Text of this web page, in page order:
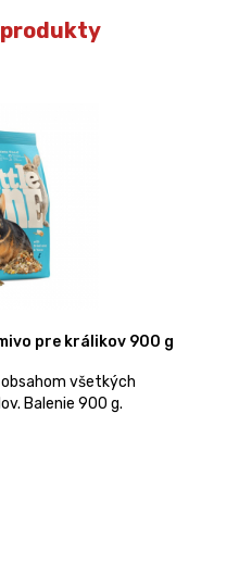
pre králikov 900 g
všetkých
Balenie 900 g.